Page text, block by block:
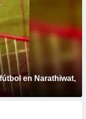
en Narathiwat,